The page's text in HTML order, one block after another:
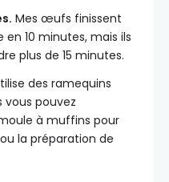
Mes œufs finissent
10 minutes, mais ils
plus de 15 minutes.
des ramequins
pouvez
à muffins pour
la préparation de